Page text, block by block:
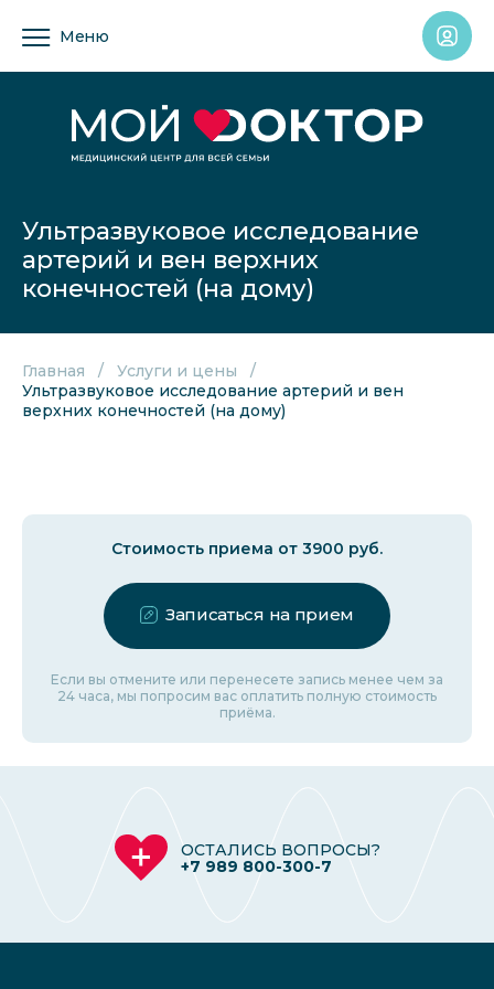
Меню
Ультразвуковое исследование
артерий и вен верхних
конечностей (на дому)
Главная
Услуги и цены
Ультразвуковое исследование артерий и вен
верхних конечностей (на дому)
Стоимость приема от 3900 руб.
Записаться на прием
Если вы отмените или перенесете запись менее чем за
24 часа, мы попросим вас оплатить полную стоимость
приёма.
ОСТАЛИСЬ ВОПРОСЫ?
+7 989 800-300-7